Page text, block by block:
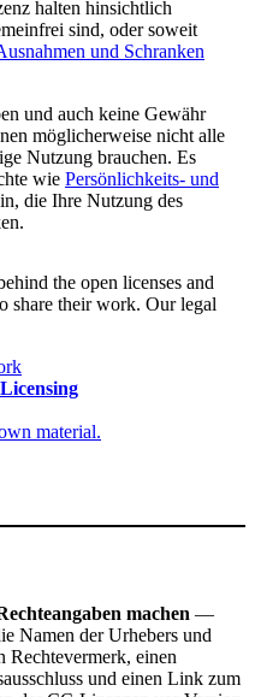
halten hinsichtlich
sind, oder soweit
und Schranken
und auch keine Gewähr
möglicherweise nicht alle
Nutzung brauchen. Es
wie Persönlichkeits- und
die Ihre Nutzung des
the open licenses and
share their work. Our legal
material.
machen —
Namen der Urhebers und
Rechtevermerk, einen
und einen Link zum